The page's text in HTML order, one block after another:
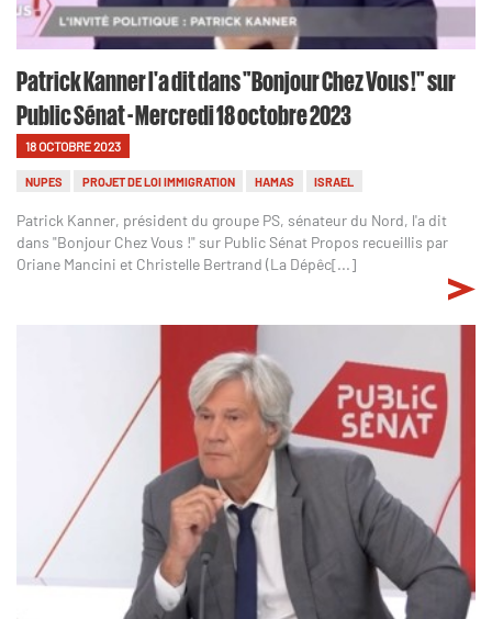
Patrick Kanner l'a dit dans "Bonjour Chez Vous !" sur
Public Sénat - Mercredi 18 octobre 2023
18 OCTOBRE 2023
NUPES PROJET DE LOI IMMIGRATION HAMAS ISRAEL
Patrick Kanner, président du groupe PS, sénateur du Nord, l'a dit
dans "Bonjour Chez Vous !" sur Public Sénat Propos recueillis par
Oriane Mancini et Christelle Bertrand (La Dépêc[...]